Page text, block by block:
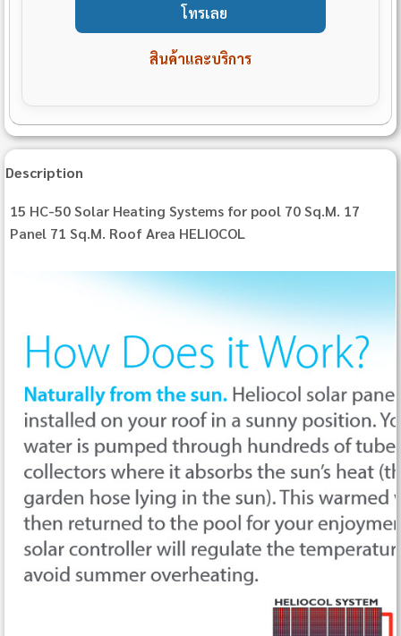
โทรเลย
สินค้าและบริการ
Description
15 HC‐50 Solar Heating Systems for pool 70 Sq.M. 17
Panel 71 Sq.M. Roof Area HELIOCOL